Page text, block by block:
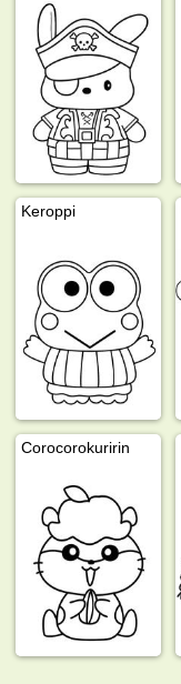
Keroppi
Corocorokuririn